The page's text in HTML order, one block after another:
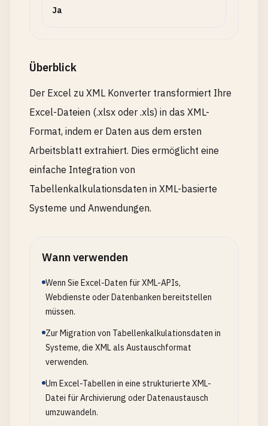
Ja
Überblick
Der Excel zu XML Konverter transformiert Ihre
Excel-Dateien (.xlsx oder .xls) in das XML-
Format, indem er Daten aus dem ersten
Arbeitsblatt extrahiert. Dies ermöglicht eine
einfache Integration von
Tabellenkalkulationsdaten in XML-basierte
Systeme und Anwendungen.
Wann verwenden
Wenn Sie Excel-Daten für XML-APIs,
Webdienste oder Datenbanken bereitstellen
müssen.
Zur Migration von Tabellenkalkulationsdaten in
Systeme, die XML als Austauschformat
verwenden.
Um Excel-Tabellen in eine strukturierte XML-
Datei für Archivierung oder Datenaustausch
umzuwandeln.